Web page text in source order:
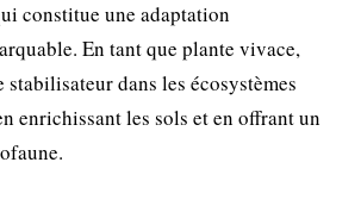
constitue une adaptation
En tant que plante vivace,
dans les écosystèmes
enrichissant les sols et en offrant un